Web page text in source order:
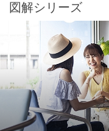
図解シリーズ